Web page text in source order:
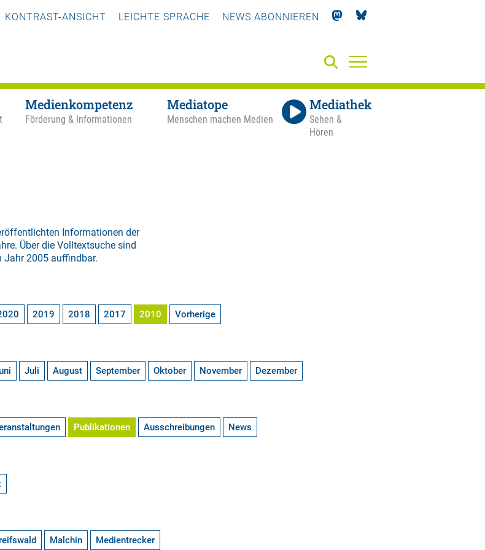
KONTRAST-ANSICHT LEICHTE SPRACHE NEWS ABONNIEREN
Medienkompetenz
Förderung & Informationen
Mediatope
Menschen machen Medien
Mediathek
Sehen &
Hören
Informationen der
Über die Volltextsuche sind
Jahr 2005 auffindbar.
2019 2018 2017 2010 Vorherige
Juli August September Oktober November Dezember
Publikationen Ausschreibungen News
Malchin Medientrecker